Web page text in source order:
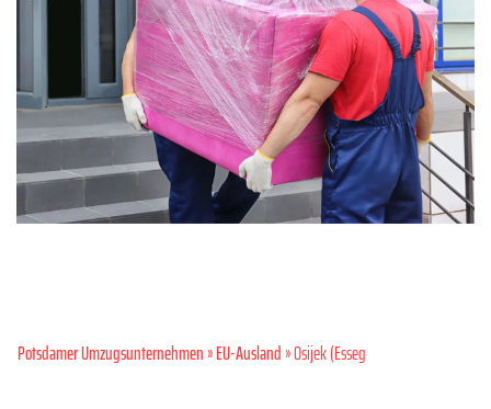
Potsdamer Umzugsunternehmen»EU-Ausland» Osijek (Esseg